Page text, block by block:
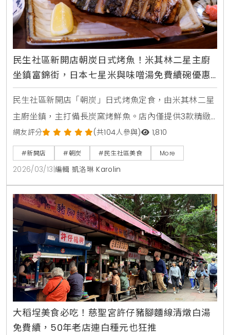
民生社區新開店朝炭日式烤魚！米其林二星主廚
坐鎮富錦街，日本七星米與味噌湯免費續碗優惠
中
民生社區新開店「朝炭」日式烤魚定食，由米其林二星
主廚坐鎮，主打備長炭窯烤鮮魚。店內僅提供3款精緻
定食，搭配日本七星米與魚津米混合而成的優質米飯，
並提供白飯、味噌湯免費續碗，是台北富錦街不容錯過
的職人級日式美食。
網友評分 (共104人參與) 1,810
#新開店 #朝炭 #民生社區美食 More
2026/03/13 編輯 凱洛琳 Karolin
大稻埕美食必吃！慈聖宮許仔豬腳麵線清燉白湯
免費續，50年老店連白種元也狂推